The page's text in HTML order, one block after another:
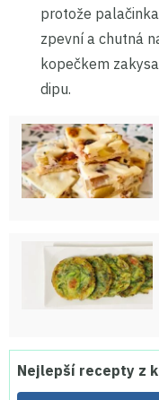
protože
zpevní a chutná
kopečkem
dipu.
Nejlepší recepty z